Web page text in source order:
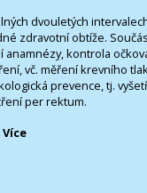
dvouletých
zdravotní obtíže.
kontrola
vč. měření krevního
prevence, tj.
per rektum.
Více